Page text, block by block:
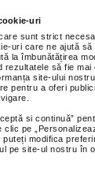
uri
sunt strict
uri care ne ajută
la îmbunătățirea
rezultatele să fie
site-ului
pentru a oferi
si continuă”
pe
puteți modifica
pe site-ul nostru în
x 1 ser.